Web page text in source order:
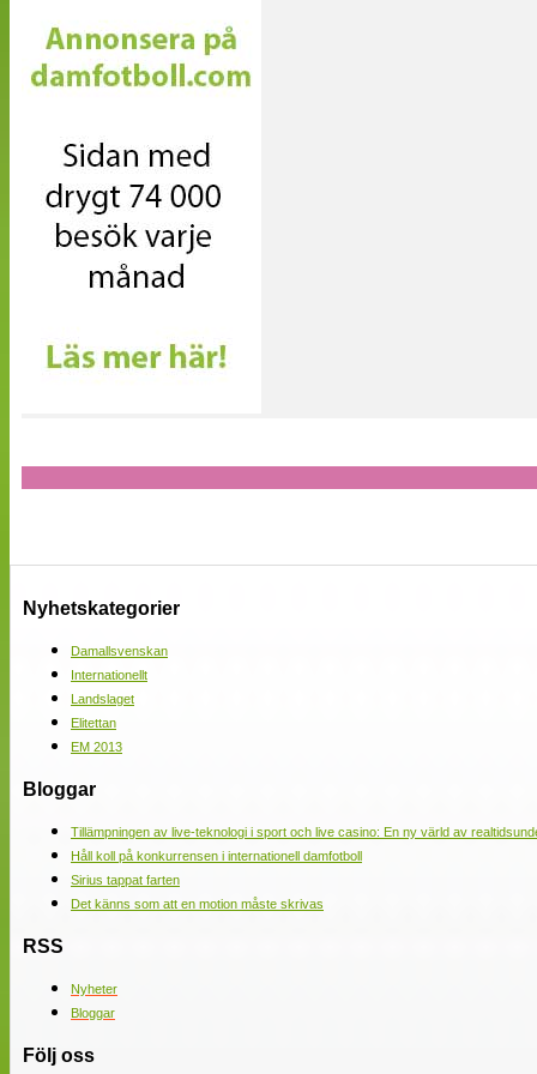
Nyhetskategorier
Damallsvenskan
Internationellt
Landslaget
Elitettan
EM 2013
Bloggar
Tillämpningen av live-teknologi i sport och live casino: En ny värld av
Håll koll på konkurrensen i internationell damfotboll
Sirius tappat farten
Det känns som att en motion måste skrivas
RSS
Nyheter
Bloggar
Följ oss